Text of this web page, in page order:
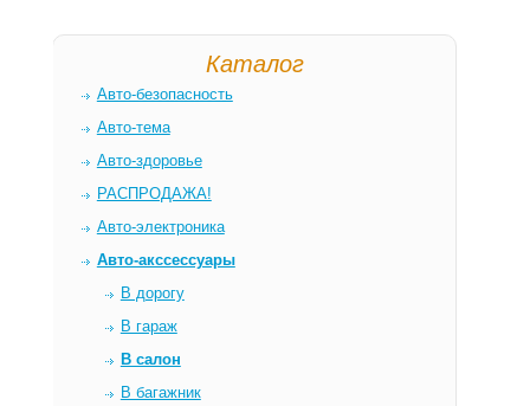
Каталог
Авто-безопасность
Авто-тема
Авто-здоровье
РАСПРОДАЖА!
Авто-электроника
Авто-акссессуары
В дорогу
В гараж
В салон
В багажник